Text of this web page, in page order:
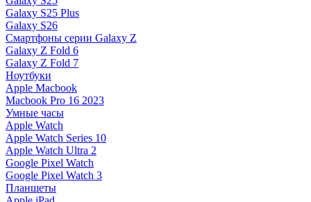
Galaxy S25 Plus
Galaxy S26
Смартфоны серии Galaxy Z
Galaxy Z Fold 6
Galaxy Z Fold 7
Ноутбуки
Apple Macbook
Macbook Pro 16 2023
Умные часы
Apple Watch
Apple Watch Series 10
Apple Watch Ultra 2
Google Pixel Watch
Google Pixel Watch 3
Планшеты